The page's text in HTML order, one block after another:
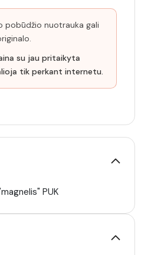
pobūdžio nuotrauka gali
su jau pritaikyta
tik perkant internetu.
PUK